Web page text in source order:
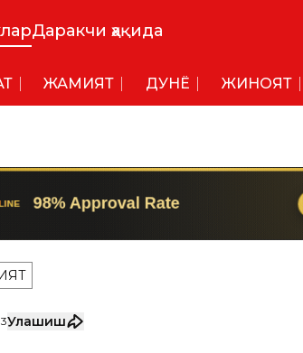
Даракчи ҳақида
ЖАМИЯТ ДУНË ЖИНОЯТ
қайнота ўз
шилқимлик